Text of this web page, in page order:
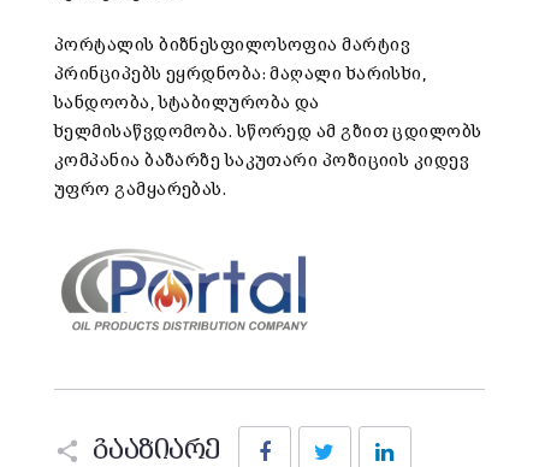
პორტალის ბიზნესფილოსოფია მარტივ
პრინციპებს ეყრდნობა: მაღალი ხარისხი,
სანდოობა, სტაბილურობა და
ხელმისაწვდომობა. სწორედ ამ გზით ცდილობს
კომპანია ბაზარზე საკუთარი პოზიციის კიდევ
უფრო გამყარებას.
გააზიარე
FacebookTwitter